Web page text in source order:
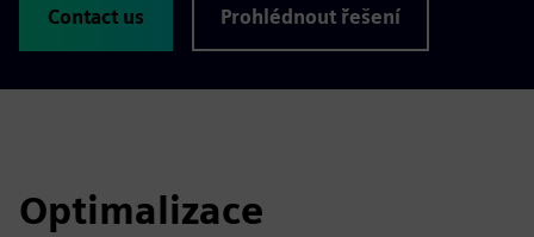
Contact us Prohlédnout řešení
Optimalizace